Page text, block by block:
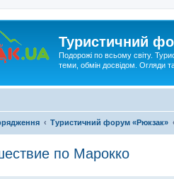
Туристичний
Подорожі по всьому світу.
теми, обмін досвідом. Огляди
Туристичний форум «Рюкзак»
по Марокко